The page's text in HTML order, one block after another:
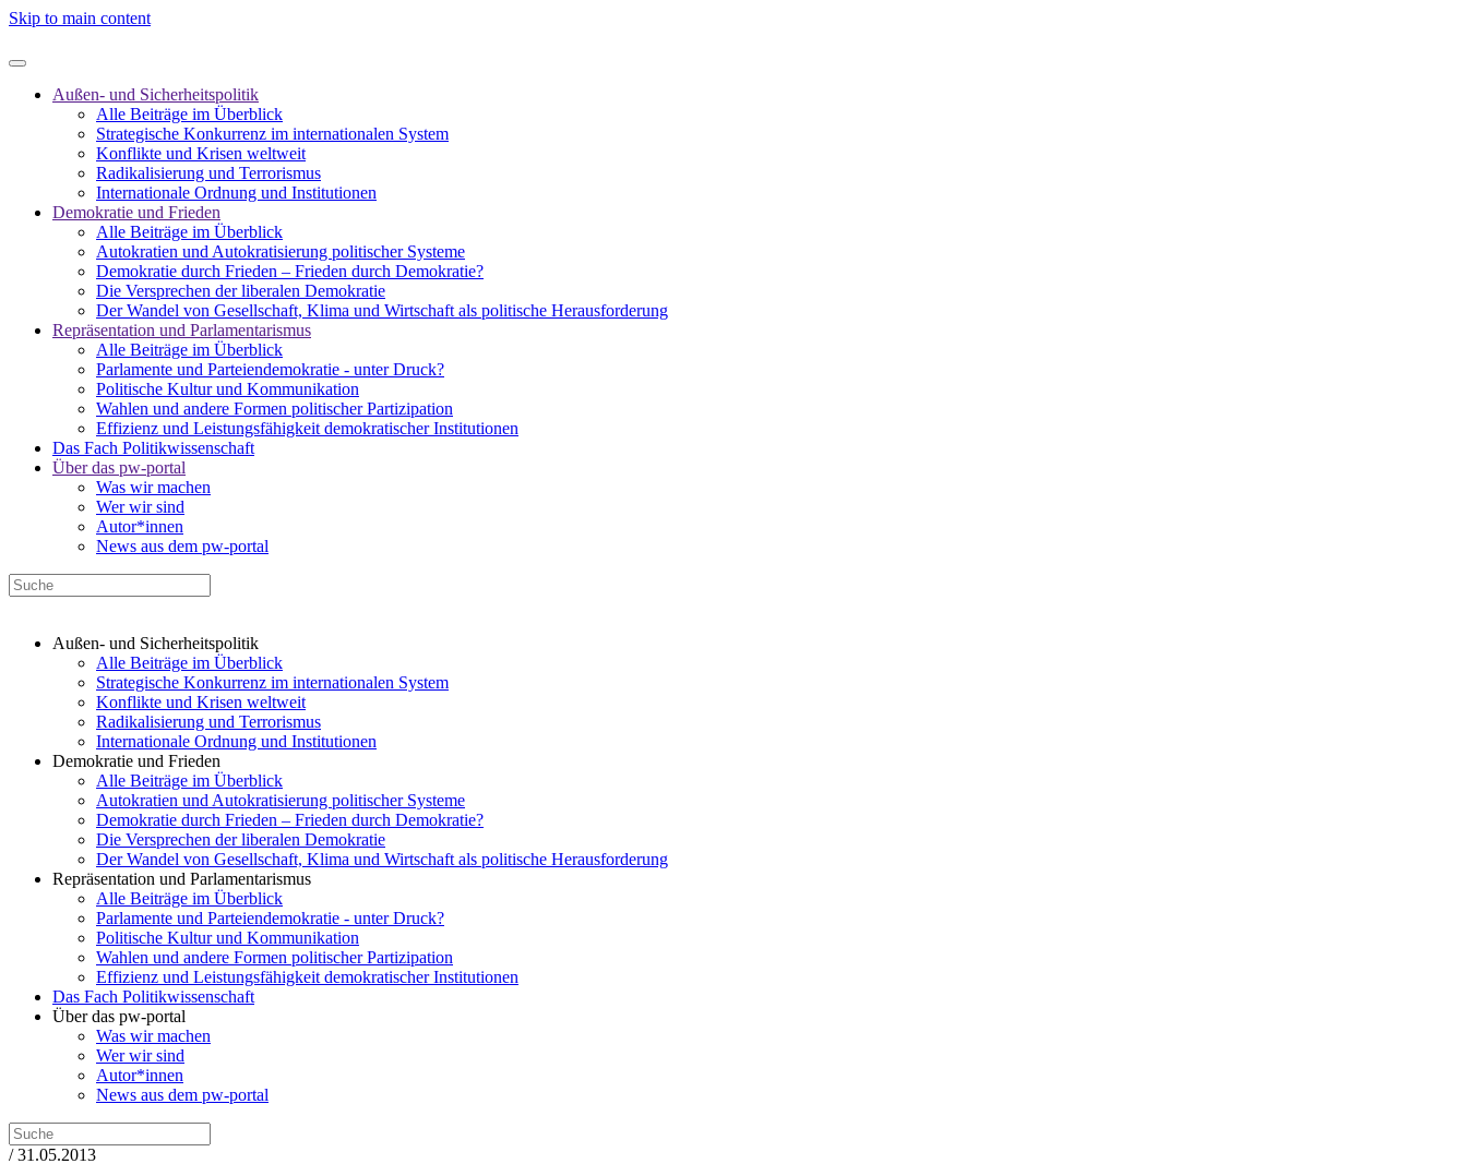
Skip to main content
Außen- und Sicherheitspolitik
Alle Beiträge im Überblick
Strategische Konkurrenz im internationalen System
Konflikte und Krisen weltweit
Radikalisierung und Terrorismus
Internationale Ordnung und Institutionen
Demokratie und Frieden
Alle Beiträge im Überblick
Autokratien und Autokratisierung politischer Systeme
Demokratie durch Frieden – Frieden durch Demokratie?
Die Versprechen der liberalen Demokratie
Der Wandel von Gesellschaft, Klima und Wirtschaft als politische Herausforderung
Repräsentation und Parlamentarismus
Alle Beiträge im Überblick
Parlamente und Parteiendemokratie - unter Druck?
Politische Kultur und Kommunikation
Wahlen und andere Formen politischer Partizipation
Effizienz und Leistungsfähigkeit demokratischer Institutionen
Das Fach Politikwissenschaft
Über das pw-portal
Was wir machen
Wer wir sind
Autor*innen
News aus dem pw-portal
Außen- und Sicherheitspolitik
Alle Beiträge im Überblick
Strategische Konkurrenz im internationalen System
Konflikte und Krisen weltweit
Radikalisierung und Terrorismus
Internationale Ordnung und Institutionen
Demokratie und Frieden
Alle Beiträge im Überblick
Autokratien und Autokratisierung politischer Systeme
Demokratie durch Frieden – Frieden durch Demokratie?
Die Versprechen der liberalen Demokratie
Der Wandel von Gesellschaft, Klima und Wirtschaft als politische Herausforderung
Repräsentation und Parlamentarismus
Alle Beiträge im Überblick
Parlamente und Parteiendemokratie - unter Druck?
Politische Kultur und Kommunikation
Wahlen und andere Formen politischer Partizipation
Effizienz und Leistungsfähigkeit demokratischer Institutionen
Das Fach Politikwissenschaft
Über das pw-portal
Was wir machen
Wer wir sind
Autor*innen
News aus dem pw-portal
/ 31.05.2013